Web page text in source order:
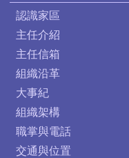
認識家區
主任介紹
主任信箱
組織沿革
大事紀
組織架構
職掌與電話
交通與位置